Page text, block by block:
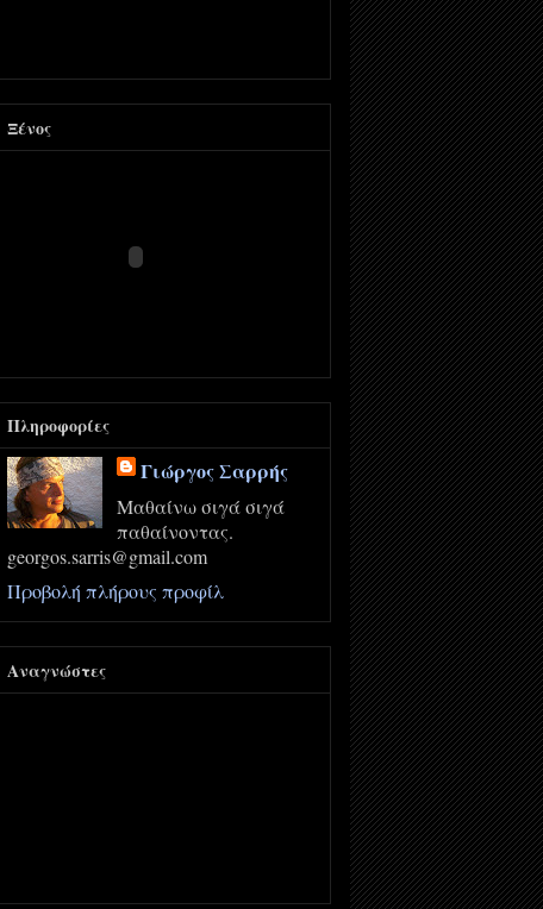
Ξένος
Πληροφορίες
Γιώργος Σαρρής
Μαθαίνω σιγά σιγά
παθαίνοντας.
georgos.sarris@gmail.com
Προβολή πλήρους προφίλ
Αναγνώστες